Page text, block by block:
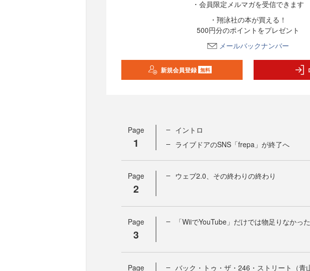
・会員限定メルマガを受信できます
・翔泳社の本が買える！
500円分のポイントをプレゼント
メールバックナンバー
新規会員登録 無料
Page
1
イントロ
ライブドアのSNS「frepa」が終了へ
Page
2
ウェブ2.0、その終わりの終わり
Page
3
「WiiでYouTube」だけでは物足りなかっ
Page バック・トゥ・ザ・246・ストリート（青